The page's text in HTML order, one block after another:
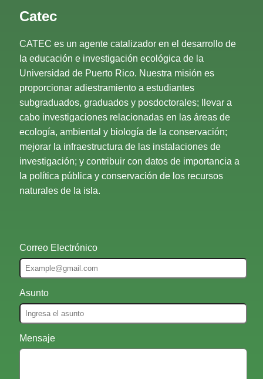
Catec
CATEC es un agente catalizador en el desarrollo de
la educación e investigación ecológica de la
Universidad de Puerto Rico. Nuestra misión es
proporcionar adiestramiento a estudiantes
subgraduados, graduados y posdoctorales; llevar a
cabo investigaciones relacionadas en las áreas de
ecología, ambiental y biología de la conservación;
mejorar la infraestructura de las instalaciones de
investigación; y contribuir con datos de importancia a
la política pública y conservación de los recursos
naturales de la isla.
Correo Electrónico
Asunto
Mensaje